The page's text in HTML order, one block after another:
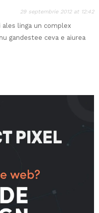
29 septembrie 2012 at 12:42
ales linga un complex
gandestee ceva e aiurea